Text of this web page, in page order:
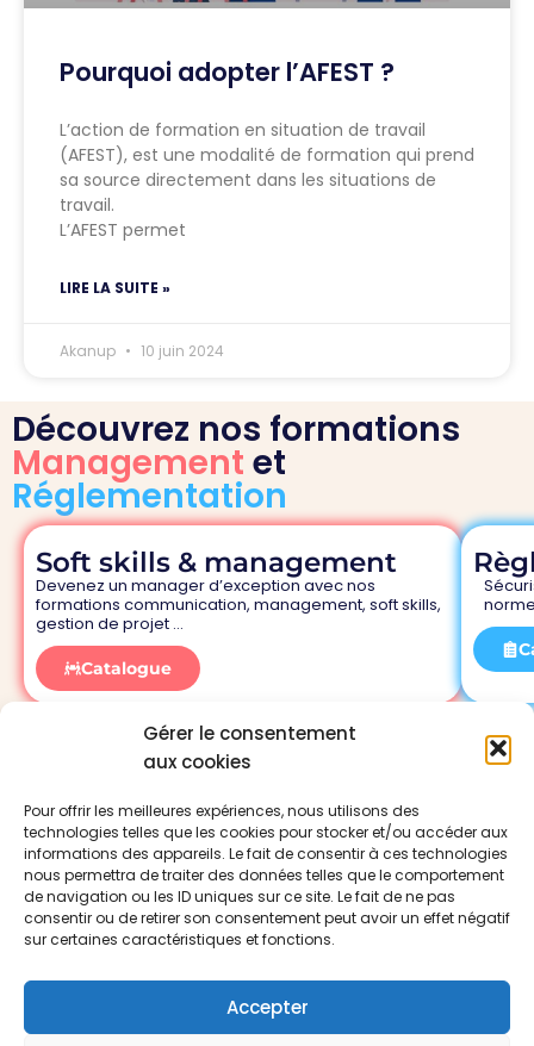
Gérer le consentement
aux cookies
Pour offrir les meilleures expériences, nous utilisons des
technologies telles que les cookies pour stocker et/ou accéder aux
informations des appareils. Le fait de consentir à ces technologies
nous permettra de traiter des données telles que le comportement
de navigation ou les ID uniques sur ce site. Le fait de ne pas
consentir ou de retirer son consentement peut avoir un effet négatif
sur certaines caractéristiques et fonctions.
Accepter
Pourquoi adopter l’AFEST ?
L’action de formation en situation de travail
(AFEST), est une modalité de formation qui prend
sa source directement dans les situations de
travail.
L’AFEST permet
LIRE LA SUITE »
Akanup 10 juin 2024
Découvrez nos formations
Management et
Réglementation
Soft skills & management
Devenez un manager d’exception avec nos
formations communication, management, soft skills,
gestion de projet …
Catalogue
Notre mission :
optimiser votre
environnement
professionnel
pour renforcer
les
et la valeur de
0582959773
À propos de
nous
Blog
Ressources
Contact
Management
& soft skills
Qualité
CSE